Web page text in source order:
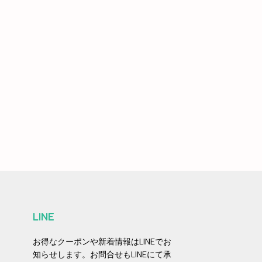
LINE
お得なクーポンや新着情報はLINEでお
知らせします。お問合せもLINEにて承